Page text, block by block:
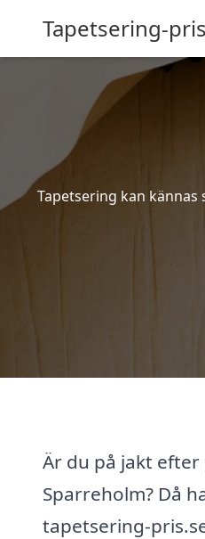
Tapetsering-
Tapetsering kan
Är du på jakt
Sparreholm? Då
tapetsering-